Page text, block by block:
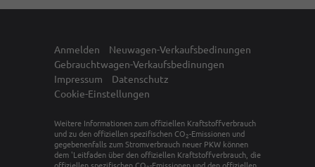
Anmelden
Neuwagen-Verkaufsbedinungen
Gebrauchtwagen-Verkaufsbedinungen
Impressum
Datenschutz
Cookie-Einstellungen
Weitere Informationen zum offiziellen Kraftstoffverbrauch
und zu den offiziellen spezifischen CO 2-Emissionen und
gegebenenfalls zum Stromverbrauch neuer PKW können
dem 'Leitfaden über den offiziellen Kraftstoffverbrauch, die